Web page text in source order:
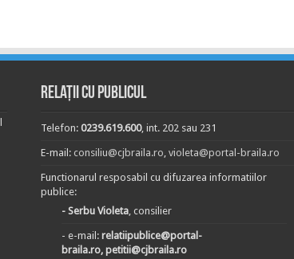
Relații cu publicul
Telefon: 0239.619.600, int. 202 sau 231
E-mail: consiliu@cjbraila.ro, violeta@portal-braila.ro
Functionarul resposabil cu difuzarea informatiilor
publice:
- Serbu Violeta, consilier
- e-mail: relatiipublice@portal-
braila.ro, petitii@cjbraila.ro